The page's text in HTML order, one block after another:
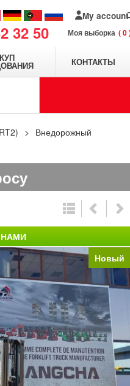
32 50
My account
Моя выборка 0
КОНТАКТЫ
Внедорожный
Новый